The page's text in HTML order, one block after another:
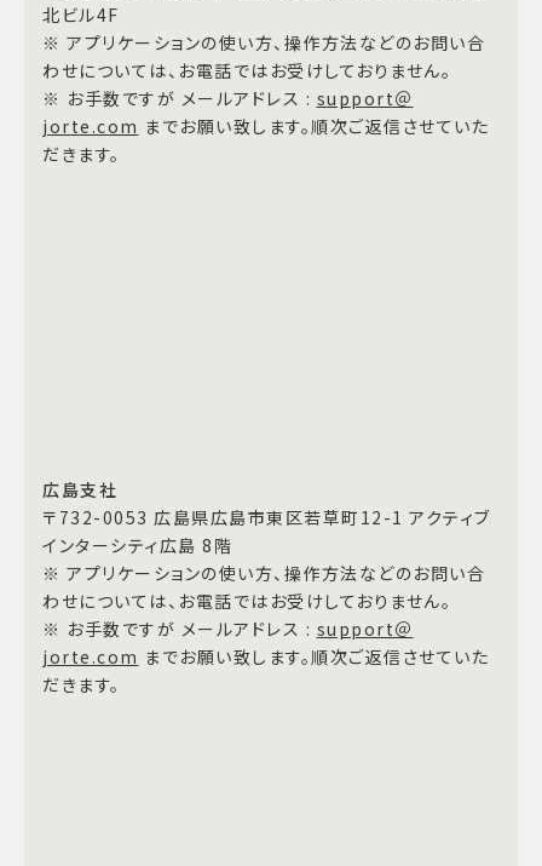
北ビル4F
※ アプリケーションの使い方、操作方法などのお問い合
わせについては、お電話ではお受けしておりません。
※ お手数ですが メールアドレス : support＠
jorte.com までお願い致します。順次ご返信させていた
だきます。
広島支社
〒732-0053 広島県広島市東区若草町12-1 アクティブ
インターシティ広島 8階
※ アプリケーションの使い方、操作方法などのお問い合
わせについては、お電話ではお受けしておりません。
※ お手数ですが メールアドレス : support＠
jorte.com までお願い致します。順次ご返信させていた
だきます。